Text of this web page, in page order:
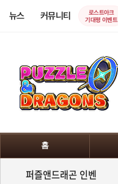
뉴스 커뮤니티
로스트아크
기대평 이벤트
홈
퍼즐앤드래곤 인벤